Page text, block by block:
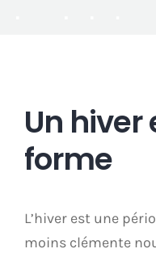
Un hiver
forme
L’hiver est une
moins clémente